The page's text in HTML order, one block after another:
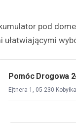
pod
Pomóc Drogowa
Ejtnera 1, 05-230 Kobyłka